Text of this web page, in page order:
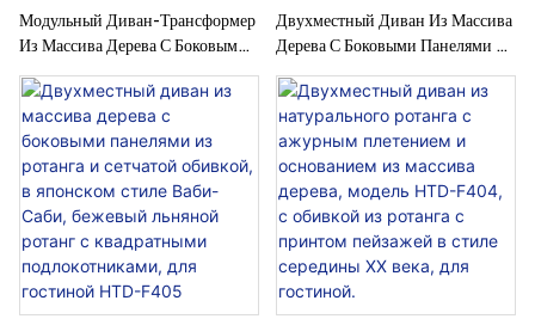
Модульный Диван-Трансформер
Из Массива Дерева С Боковыми
Панелями Из Ротанга, Модель
Wabi-Sabi, Квадратный И
Круглый, Бежевого Цвета, С
Обивкой Из Льна, Для Гостиной
HTD-F407
Двухместный Диван Из Массива
Дерева С Боковыми Панелями Из
Ротанга, Японский Диван Из
Льняного Ротанга Кремово-
Бежевого Цвета Для Гостиной
HTD-F406